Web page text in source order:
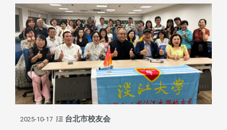
2025-10-17 台北市校友会